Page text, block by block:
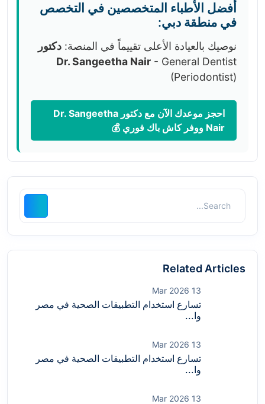
أفضل الأطباء المتخصصين في التخصص
في منطقة دبي:
نوصيك بالعيادة الأعلى تقييماً في المنصة: دكتور
Dr. Sangeetha Nair - General Dentist
(Periodontist)
احجز موعدك الآن مع دكتور Dr. Sangeetha
Nair ووفر كاش باك فوري 💰
Related Articles
13 Mar 2026
تسارع استخدام التطبيقات الصحية في مصر
وا...
13 Mar 2026
تسارع استخدام التطبيقات الصحية في مصر
وا...
13 Mar 2026